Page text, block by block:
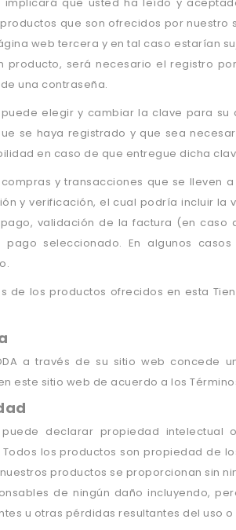
que son ofrecidos por
web tercera y en tal caso estarían
producto, será necesario el registro
una contraseña.
puede elegir y cambiar la clave para
se haya registrado y que sea
en caso de que entregue dicha
y transacciones que se lleven
y verificación, el cual podría incluir
validación de la factura (en caso
pago seleccionado. En algunos
de los productos ofrecidos en esta
a través de su sitio web
este sitio web de acuerdo a los
declarar propiedad intelectual
los productos son propiedad de
productos se proporcionan sin
de ningún daño incluyendo,
u otras pérdidas resultantes del uso